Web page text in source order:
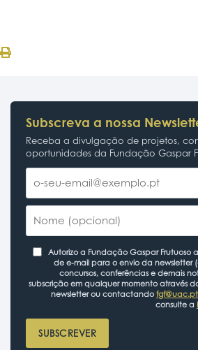
Subscreva a nossa
Receba a divulgação de projetos,
oportunidades da Fundação Gaspar
Autorizo a Fundação Gaspar Frutuoso
de e-mail para o envio da newsletter
concursos, conferências e demais
subscrição em qualquer momento através
newsletter ou contactando fgf@uac.pt
consulte a
SUBSCREVER